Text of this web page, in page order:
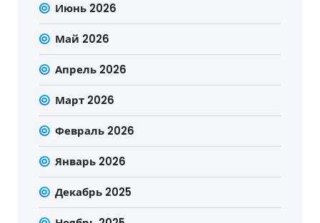
Июнь 2026
Май 2026
Апрель 2026
Март 2026
Февраль 2026
Январь 2026
Декабрь 2025